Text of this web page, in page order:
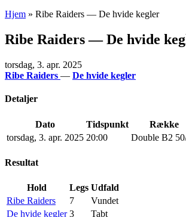
Hjem » Ribe Raiders — De hvide kegler
Ribe Raiders — De hvide
torsdag, 3. apr. 2025
Ribe Raiders — De hvide kegler
Detaljer
Dato Tidspunkt Række
torsdag, 3. apr. 2025 20:00 Double B2
Resultat
Hold Legs Udfald
Ribe Raiders
7
Vundet
De hvide kegler 3 Tabt